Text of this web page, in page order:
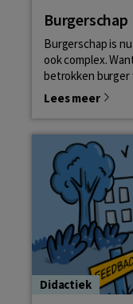
Burgerschap is
ook complex.
betrokken burger
Lees meer
Didactiek